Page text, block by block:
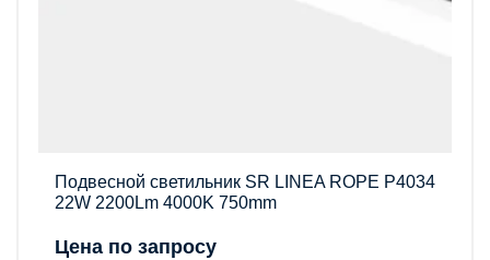
Подвесной светильник SR LINEA ROPE P4034
22W 2200Lm 4000K 750mm
Цена по запросу